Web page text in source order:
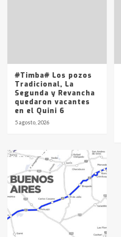
#Timba# Los pozos
Tradicional, La
Segunda y Revancha
quedaron vacantes
en el Quini 6
5 agosto, 2026